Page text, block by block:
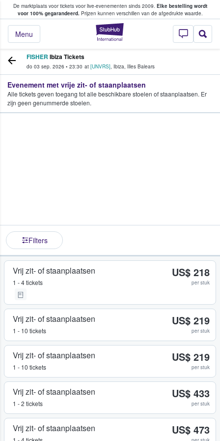
De marktplaats voor tickets voor live-evenementen sinds 2009. Elke bestelling wordt
voor 100% gegarandeerd.Prijzen kunnen verschillen van de afgedrukte waarde.
StubHub: waar
Menu
tickets kopen en verkopen
FISHER Ibiza Tickets
do 03 sep. 2026 • 23:30 at [UNVRS], Ibiza, Illes Balears
Evenement met vrije zit- of staanplaatsen
Alle tickets geven toegang tot alle beschikbare stoelen of staanplaatsen. Er
zijn geen genummerde stoelen.
Filters
Vrij zit- of staanplaatsen
1 - 4 tickets
US$ 218
per stuk
Vrij zit- of staanplaatsen
1 - 10 tickets
US$ 219
per stuk
Vrij zit- of staanplaatsen
1 - 10 tickets
US$ 219
per stuk
Vrij zit- of staanplaatsen
1 - 2 tickets
US$ 433
per stuk
Vrij zit- of staanplaatsen US$ 473